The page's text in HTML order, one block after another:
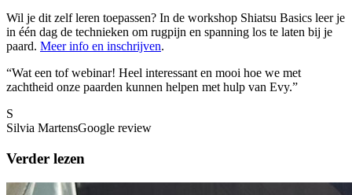
Wil je dit zelf leren toepassen? In de workshop Shiatsu Basics leer je
in één dag de technieken om rugpijn en spanning los te laten bij je
paard. Meer info en inschrijven.
“Wat een tof webinar! Heel interessant en mooi hoe we met
zachtheid onze paarden kunnen helpen met hulp van Evy.”
S
Silvia MartensGoogle review
Verder lezen